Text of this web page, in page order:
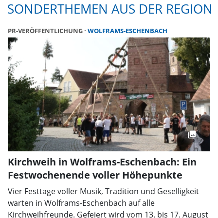
SONDERTHEMEN AUS DER REGION
PR-VERÖFFENTLICHUNG WOLFRAMS-ESCHENBACH
Kirchweih in Wolframs-Eschenbach: Ein
Festwochenende voller Höhepunkte
Vier Festtage voller Musik, Tradition und Geselligkeit
warten in Wolframs-Eschenbach auf alle
Kirchweihfreunde. Gefeiert wird vom 13. bis 17. August